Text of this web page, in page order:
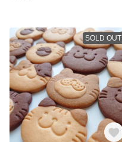
SOLD OUT